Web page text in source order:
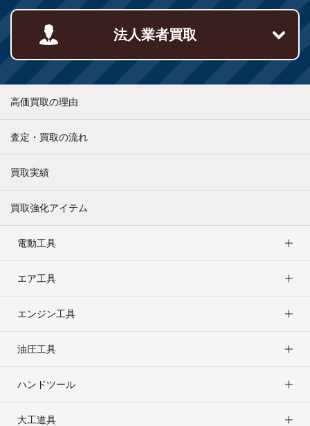
法人業者買取
高価買取の理由
査定・買取の流れ
買取実績
買取強化アイテム
電動工具
エア工具
エンジン工具
油圧工具
ハンドツール
大工道具